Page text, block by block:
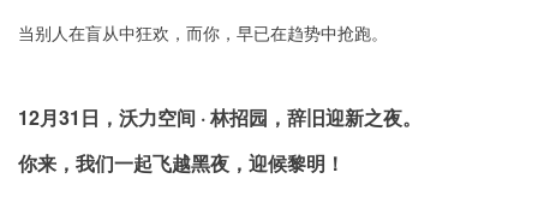
当别人在盲从中狂欢，而你，早已在趋势中抢跑。
12月31日，沃力空间 · 林招园，辞旧迎新之夜。
你来，我们一起飞越黑夜，迎候黎明！